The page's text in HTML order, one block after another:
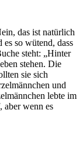
das ist natürlich
so wütend, dass
steht: „Hinter
stehen. Die
sie sich
und
lebte im
aber wenn es